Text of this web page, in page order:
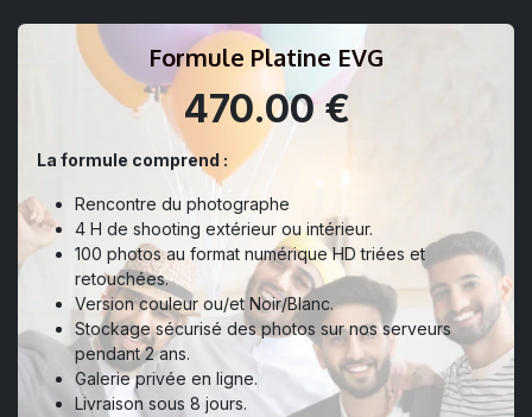
Formule Platine EVG
470.00 €
La formule comprend :
Rencontre du photographe
4 H de shooting extérieur ou intérieur.
100 photos au format numérique HD triées et
retouchées.
Version couleur ou/et Noir/Blanc.
Stockage sécurisé des photos sur nos serveurs
pendant 2 ans.
Galerie privée en ligne.
Livraison sous 8 jours.